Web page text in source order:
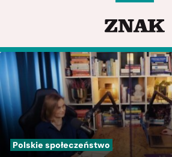
Polskie społeczeństwo